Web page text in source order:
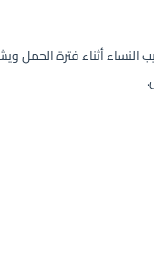
النساء أثناء فترة